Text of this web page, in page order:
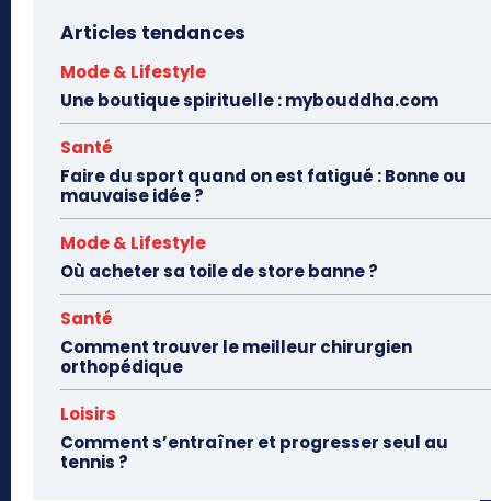
Articles tendances
Mode & Lifestyle
Une boutique spirituelle : mybouddha.com
Santé
Faire du sport quand on est fatigué : Bonne ou
mauvaise idée ?
Mode & Lifestyle
Où acheter sa toile de store banne ?
Santé
Comment trouver le meilleur chirurgien
orthopédique
Loisirs
Comment s’entraîner et progresser seul au
tennis ?